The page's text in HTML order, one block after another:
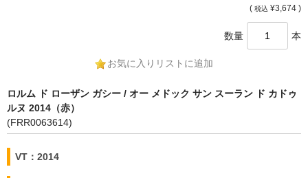
( 税込 ¥3,674 )
数量 本
お気に入りリストに追加
ロルム ド ローザン ガシー / オー メドック サン スーラン ド カドゥ
ルヌ 2014（赤）
(FRR0063614)
VT：2014